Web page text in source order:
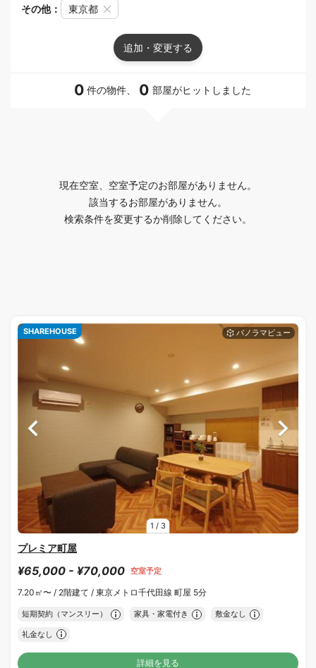
その他： 東京都
追加・変更する
0 件の物件、 0 部屋がヒットしました
現在空室、空室予定のお部屋がありません。
該当するお部屋がありません。
検索条件を変更するか削除してください。
1 / 3
SHAREHOUSE
プレミア町屋
¥65,000 - ¥70,000 空室予定
7.20㎡〜 / 2階建て / 東京メトロ千代田線 町屋 5分
短期契約（マンスリー） 家具・家電付き 敷金なし
礼金なし
詳細を見る